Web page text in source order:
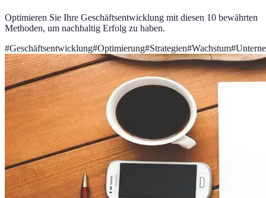
Optimieren Sie Ihre Geschäftsentwicklung mit diesen 10 bewährten
Methoden, um nachhaltig Erfolg zu haben.
#Geschäftsentwicklung#Optimierung#Strategien#Wachstum#